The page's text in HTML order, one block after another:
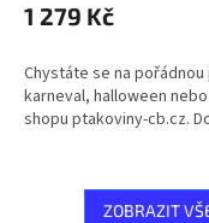
1 279 Kč
Chystáte se na
karneval, halloween
shopu ptakoviny-cb.cz.
ZOBRAZIT